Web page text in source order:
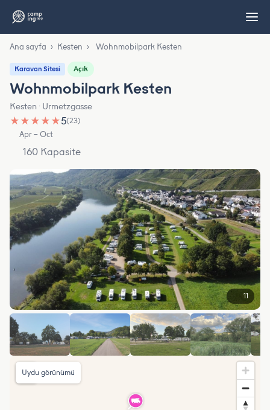
Ana sayfa › Kesten › Wohnmobilpark Kesten
Karavan Sitesi Açık
Wohnmobilpark Kesten
Kesten · Urmetzgasse
★ ★ ★ ★ ★5(23)
Apr – Oct
160 Kapasite
11
Uydu görünümü